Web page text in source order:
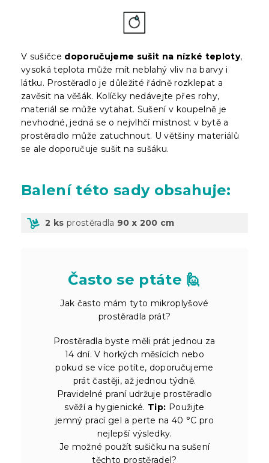
V sušičce doporučujeme sušit na nízké teploty,
vysoká teplota může mít neblahý vliv na barvy i
látku. Prostěradlo je důležité řádně rozklepat a
zavěsit na věšák. Kolíčky nedávejte přes rohy,
materiál se může vytahat. Sušení v koupelně je
nevhodné, jedná se o nejvlhčí místnost v bytě a
prostěradlo může zatuchnout. U většiny materiálů
se ale doporučuje sušit na sušáku.
Balenítéto sady obsahuje:
2 ks prostěradla 90 x 200 cm
Často se ptáte 🙋
Jak často mám tyto mikroplyšové
prostěradla prát?
Prostěradla byste měli prát jednou za
14 dní. V horkých měsících nebo
pokud se více potíte, doporučujeme
prát častěji, až jednou týdně.
Pravidelné praní udržuje prostěradlo
svěží a hygienické. Tip: Použijte
jemný prací gel a perte na 40 °C pro
nejlepší výsledky.
Je možné použít sušičku na sušení
těchto prostěradel?